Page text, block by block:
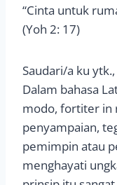
“Cinta untuk
(Yoh 2: 17)
Saudari/a ku ytk.,
Dalam bahasa
modo, fortiter in
penyampaian,
pemimpin atau
menghayati